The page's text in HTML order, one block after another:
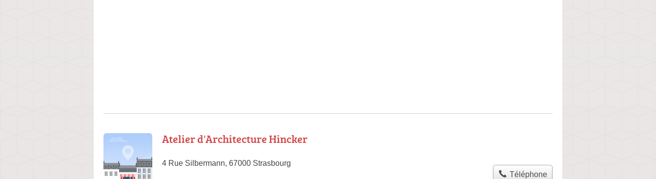
Atelier d'Architecture Hincker
4 Rue Silbermann, 67000 Strasbourg
Téléphone